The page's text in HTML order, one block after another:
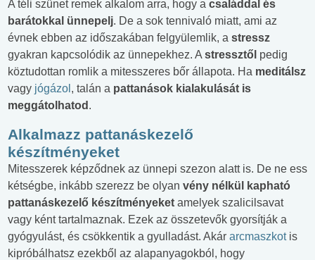
A téli szünet remek alkalom arra, hogy a családdal és
barátokkal ünnepelj. De a sok tennivaló miatt, ami az
évnek ebben az időszakában felgyülemlik, a stressz
gyakran kapcsolódik az ünnepekhez. A stressztől pedig
köztudottan romlik a mitesszeres bőr állapota. Ha meditálsz
vagy jógázol , talán a pattanások kialakulását is
meggátolhatod .
Alkalmazz pattanáskezelő
készítményeket
Mitesszerek képződnek az ünnepi szezon alatt is. De ne ess
kétségbe, inkább szerezz be olyan vény nélkül kapható
pattanáskezelő készítményeket amelyek szalicilsavat
vagy ként tartalmaznak. Ezek az összetevők gyorsítják a
gyógyulást, és csökkentik a gyulladást. Akár arcmaszkot is
kipróbálhatsz ezekből az alapanyagokból, hogy